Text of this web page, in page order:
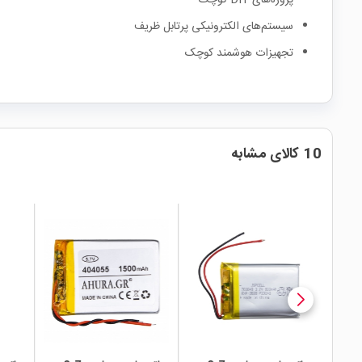
سیستم‌های الکترونیکی پرتابل ظریف
تجهیزات هوشمند کوچک
10 کالای مشابه